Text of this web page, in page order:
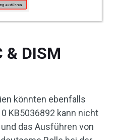
& DISM
könnten ebenfalls
KB5036892 kann nicht
das Ausführen von